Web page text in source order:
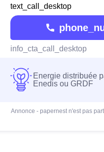
text_call_desktop
info_cta_call_desktop
Energie distribuée
Enedis ou GRDF
Annonce - papernest n'est pas